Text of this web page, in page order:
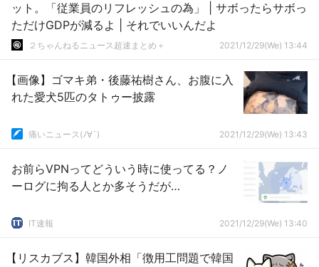
ット。「従業員のリフレッシュの為」 | サボったらサボっ
ただけGDPが減るよ | それでいいんだよ
２ちゃんねるニュース超速まとめ＋ 2021/12/29(We) 13:44
【画像】ゴマキ弟・後藤祐樹さん、お腹に入
れた愛犬5匹のタトゥー披露
痛いニュース(ﾉ∀`) 2021/12/29(We) 13:43
お前らVPNってどういう時に使ってる？ノ
ーログに拘る人とか多そうだが…
IT速報 2021/12/29(We) 13:40
【リスカブス】韓国外相「徴用工問題で韓国